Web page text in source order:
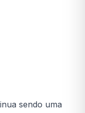
sendo uma